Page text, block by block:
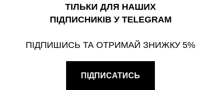
ТІЛЬКИ ДЛЯ НАШИХ
ПІДПИСНИКІВ У TELEGRAM
ПІДПИШИСЬ ТА ОТРИМАЙ ЗНИЖКУ 5%
ПІДПИСАТИСЬ